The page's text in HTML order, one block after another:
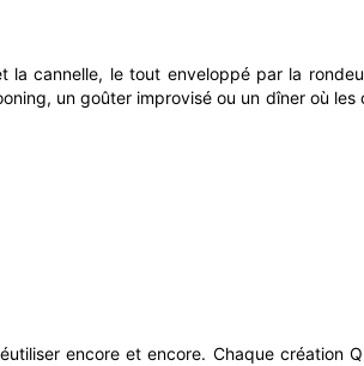
la cannelle, le tout enveloppé par la
un goûter improvisé ou un dîner où les
encore et encore. Chaque création